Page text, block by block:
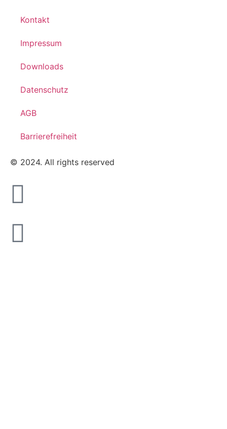
Kontakt
Impressum
Downloads
Datenschutz
AGB
Barrierefreiheit
© 2024. All rights reserved